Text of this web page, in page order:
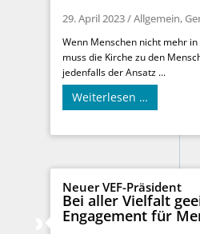
29. April 2023/Allgemein,
Wenn Menschen nicht mehr
muss die Kirche zu den
jedenfalls der Ansatz ...
Weiterlesen …
Neuer VEF-Präsident
Bei aller Vielfalt
Engagement für